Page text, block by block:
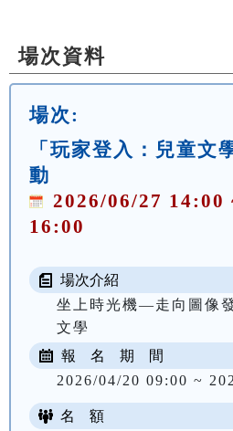
場次資料
場次:
「玩家登入：兒童文
動
2026/06/27 14:00
16:00
場次介紹
坐上時光機—走向圖像
文學
報 名 期 間
2026/04/20 09:00 ~
名 額